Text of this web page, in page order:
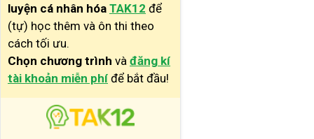
luyện cá nhân hóa TAK12 để
(tự) học thêm và ôn thi theo
cách tối ưu.
Chọn chương trình và đăng kí
tài khoản miễn phí để bắt đầu!